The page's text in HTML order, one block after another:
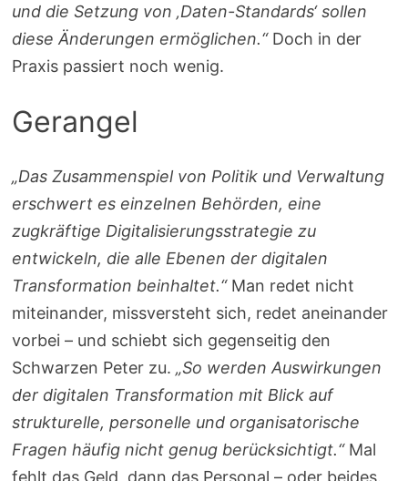
und die Setzung von ‚Daten-Standards‘ sollen
diese Änderungen ermöglichen.“Doch in der
Praxis passiert noch wenig.
Gerangel
„Das Zusammenspiel von Politik und Verwaltung
erschwert es einzelnen Behörden, eine
zugkräftige Digitalisierungsstrategie zu
entwickeln, die alle Ebenen der digitalen
Transformation beinhaltet.“Man redet nicht
miteinander, missversteht sich, redet aneinander
vorbei – und schiebt sich gegenseitig den
Schwarzen Peter zu.„So werden Auswirkungen
der digitalen Transformation mit Blick auf
strukturelle, personelle und organisatorische
Fragen häufig nicht genug berücksichtigt.“Mal
fehlt das Geld, dann das Personal – oder beides.